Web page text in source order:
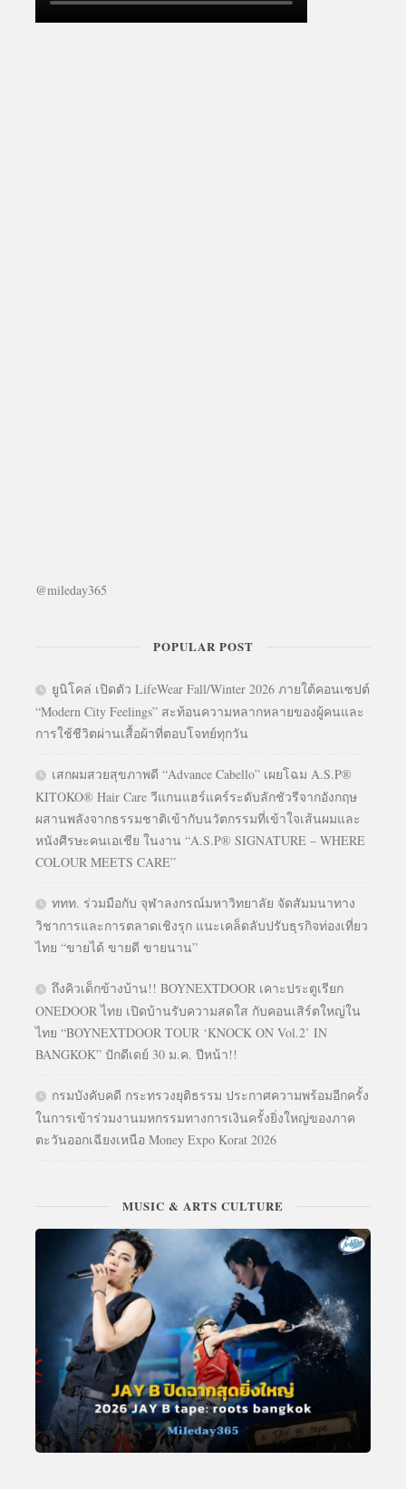
@mileday365
POPULAR POST
ยูนิโคล่ เปิดตัว LifeWear Fall/Winter 2026 ภายใต้คอนเซปต์
“Modern City Feelings” สะท้อนความหลากหลายของผู้คนและ
การใช้ชีวิตผ่านเสื้อผ้าที่ตอบโจทย์ทุกวัน
เสกผมสวยสุขภาพดี “Advance Cabello” เผยโฉม A.S.P®
KITOKO® Hair Care วีแกนแฮร์แคร์ระดับลักชัวรีจากอังกฤษ
ผสานพลังจากธรรมชาติเข้ากับนวัตกรรมที่เข้าใจเส้นผมและ
หนังศีรษะคนเอเชีย ในงาน “A.S.P® SIGNATURE – WHERE
COLOUR MEETS CARE”
ททท. ร่วมมือกับ จุฬาลงกรณ์มหาวิทยาลัย จัดสัมมนาทาง
วิชาการและการตลาดเชิงรุก แนะเคล็ดลับปรับธุรกิจท่องเที่ยว
ไทย “ขายได้ ขายดี ขายนาน”
ถึงคิวเด็กข้างบ้าน!! BOYNEXTDOOR เคาะประตูเรียก
ONEDOOR ไทย เปิดบ้านรับความสดใส กับคอนเสิร์ตใหญ่ใน
ไทย “BOYNEXTDOOR TOUR ‘KNOCK ON Vol.2’ IN
BANGKOK” ปักดีเดย์ 30 ม.ค. ปีหน้า!!
กรมบังคับคดี กระทรวงยุติธรรม ประกาศความพร้อมอีกครั้ง
ในการเข้าร่วมงานมหกรรมทางการเงินครั้งยิ่งใหญ่ของภาค
ตะวันออกเฉียงเหนือ Money Expo Korat 2026
MUSIC & ARTS CULTURE